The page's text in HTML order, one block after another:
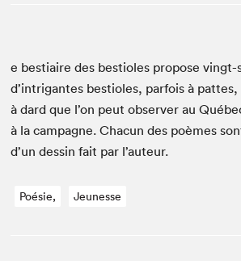
e bes­ti­aire des besti­oles pro­pose
d’in­tri­g­antes besti­oles, par­fois à pattes,
à dard que l’on peut observ­er au
à la cam­pagne. Cha­cun des poèmes
d’un dessin fait par l’auteur.
Poésie, Jeunesse